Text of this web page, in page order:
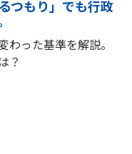
つもり」でも行政
わった基準を解説。
？